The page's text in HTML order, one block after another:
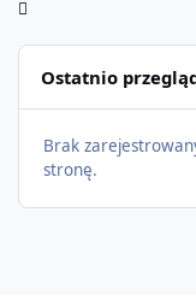
Ostatnio
Brak
stronę.